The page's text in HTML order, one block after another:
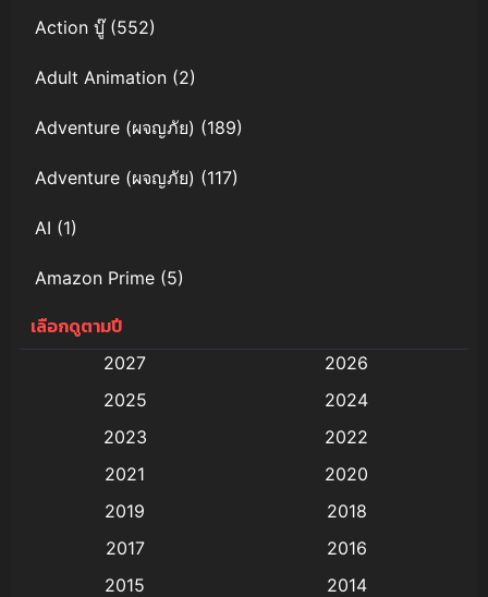
Action บู๊(552)
Adult Animation (2)
Adventure (ผจญภัย) (189)
Adventure (ผจญภัย) (117)
AI (1)
Amazon Prime (5)
Anal (ประตูหลัง)
Animation การ์ตูน
Animation อนิเมะ
Animation แอนิเมชัน
เลือกดูตามปี
2027
2026
2025
2024
2023
2022
2021
2020
2019
2018
2017
2016
2015
2014